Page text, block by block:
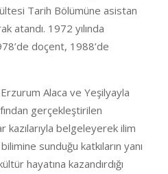
Tarih Bölümüne asistan
atandı. 1972 yılında
doçent, 1988’de
Alaca ve Yeşilyayla
gerçekleştirilen
kazılarıyla belgeleyerek ilim
sunduğu katkıların yanı
hayatına kazandırdığı